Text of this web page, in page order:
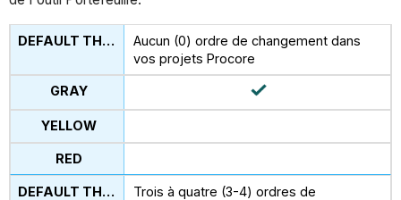
Aucun (0) ordre de changement dans
vos projets Procore
Trois à quatre (3-4) ordres de